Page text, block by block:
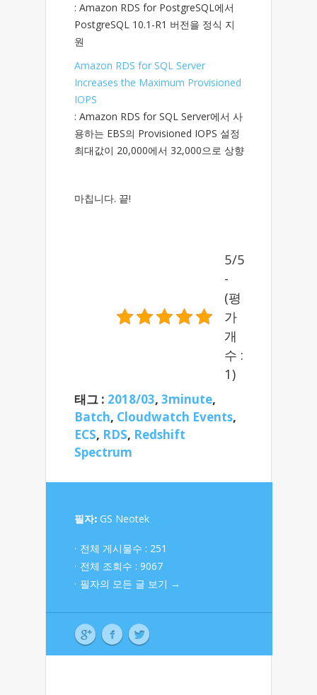
: Amazon RDS for PostgreSQL에서
PostgreSQL 10.1-R1 버전을 정식 지
원
Amazon RDS for SQL Server
Increases the Maximum Provisioned
IOPS
: Amazon RDS for SQL Server에서 사
용하는 EBS의 Provisioned IOPS 설정
최대값이 20,000에서 32,000으로 상향
마칩니다. 끝!
5/5
-
(평
가
개
수 :
1)
태그 : 2018/03, 3minute,
Batch, Cloudwatch Events,
ECS, RDS, Redshift
Spectrum
필자: GS Neotek
전체 게시물수 : 251
전체 조회수 : 9067
필자의 모든 글 보기 →